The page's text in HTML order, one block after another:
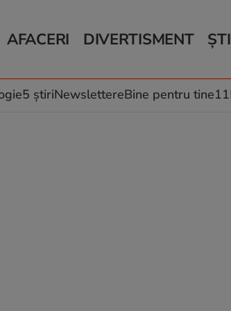
AFACERI
Auto
Locuri de muncă
DIVERTISMENT
Horoscop
Muzică și Filme
5 știriNewslettereBine pentru tine